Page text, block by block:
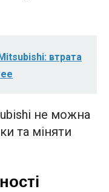
втрата
не можна
та міняти